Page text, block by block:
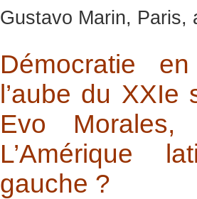
Gustavo Marin, Paris,
Démocratie
l’aube du
Evo Morales,
L’Amérique
gauche ?